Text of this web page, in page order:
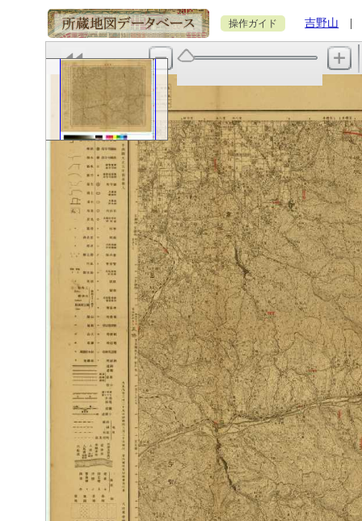
操作ガイド 吉野山